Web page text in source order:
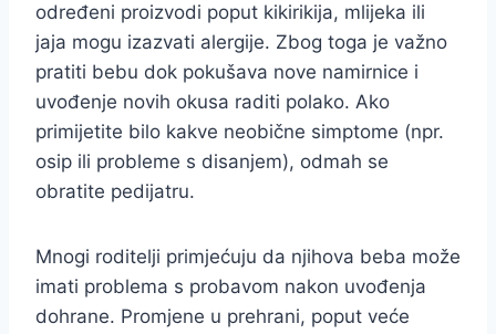
određeni proizvodi poput kikirikija, mlijeka ili
jaja mogu izazvati alergije. Zbog toga je važno
pratiti bebu dok pokušava nove namirnice i
uvođenje novih okusa raditi polako. Ako
primijetite bilo kakve neobične simptome (npr.
osip ili probleme s disanjem), odmah se
obratite pedijatru.
Mnogi roditelji primjećuju da njihova beba može
imati problema s probavom nakon uvođenja
dohrane. Promjene u prehrani, poput veće